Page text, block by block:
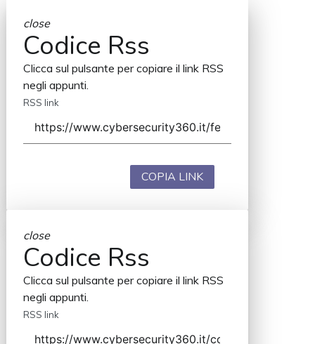
close
Codice Rss
Clicca sul pulsante per copiare il link RSS
negli appunti.
RSS link
COPIA LINK
close
Codice Rss
Clicca sul pulsante per copiare il link RSS
negli appunti.
RSS link